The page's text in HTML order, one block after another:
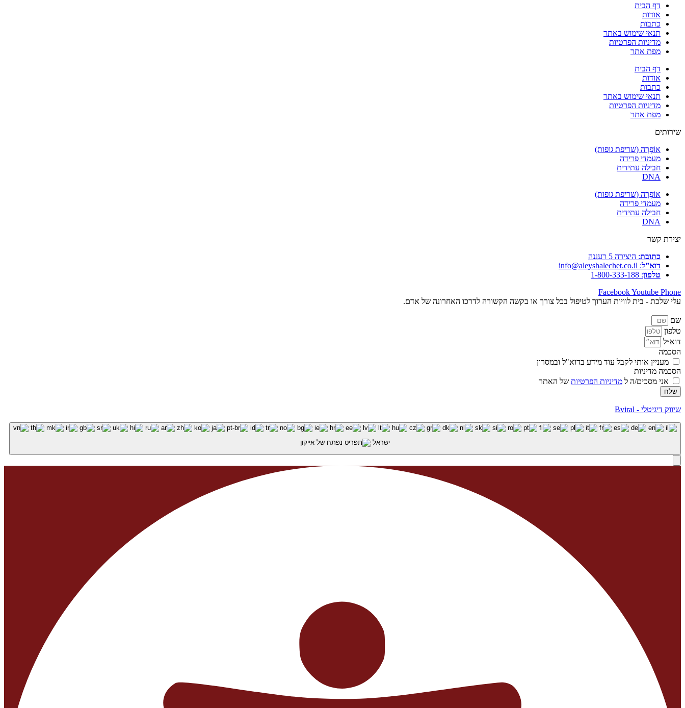
דף הבית
אודות
כתבות
תנאי שימוש באתר
מדיניות הפרטיות
מפת אתר
דף הבית
אודות
כתבות
תנאי שימוש באתר
מדיניות הפרטיות
מפת אתר
שירותים
אוֹפְרָה (שריפת גופות)
מעמדי פרידה
חבילה עתידית
DNA
אוֹפְרָה (שריפת גופות)
מעמדי פרידה
חבילה עתידית
DNA
יצירת קשר
כתובת: היצירה 5 רעננה
דוא”ל: info@aleyshalechet.co.il
טלפון: 1-800-333-188
FacebookYoutube Phone
עלי שלכת - בית לוויות הערוך לטיפול בכל צורך או בקשה הקשורה לדרכו האחרונה של אדם.
שם
טלפון
דוא״ל
הסכמה
מעניין אותי לקבל עוד מידע בדוא"ל ובמסרון
הסכמה מדיניות
אני מסכים/ה ל מדיניות הפרטיות של האתר
שלח
שיווק דיגיטלי - Bviral
ישראל